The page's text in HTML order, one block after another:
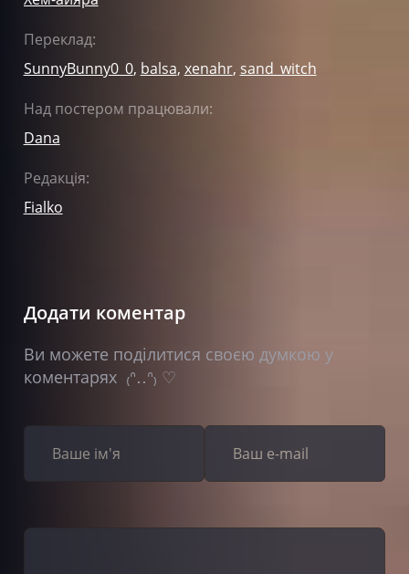
Переклад:
SunnyBunny0_0, balsa, xenahr, sand_witch
Над постером працювали:
Dana
Редакція:
Fialko
Додати коментар
Ви можете поділитися своєю думкою у
коментарях ₍ᐢ‥ᐢ₎ ♡